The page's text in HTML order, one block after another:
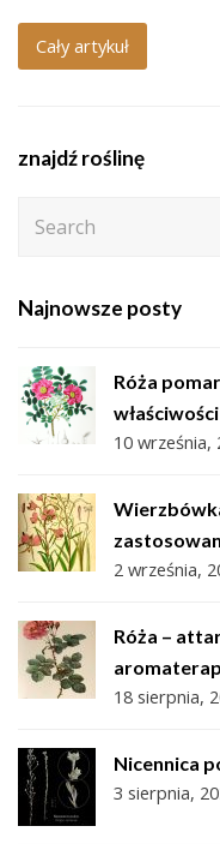
Cały artykuł
znajdź roślinę
Najnowsze posty
Róża
właściwości
10 września,
2 września,
Róża –
18 sierpnia,
Nicennica
3 sierpnia,